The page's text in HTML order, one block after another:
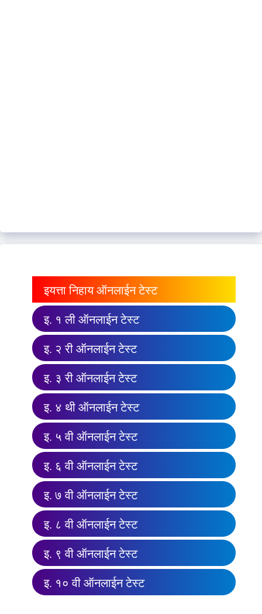
इयत्ता निहाय ऑनलाईन टेस्ट
इ. १ ली ऑनलाईन टेस्ट
इ. २ री ऑनलाईन टेस्ट
इ. ३ री ऑनलाईन टेस्ट
इ. ४ थी ऑनलाईन टेस्ट
इ. ५ वी ऑनलाईन टेस्ट
इ. ६ वी ऑनलाईन टेस्ट
इ. ७ वी ऑनलाईन टेस्ट
इ. ८ वी ऑनलाईन टेस्ट
इ. ९ वी ऑनलाईन टेस्ट
इ. १० वी ऑनलाईन टेस्ट